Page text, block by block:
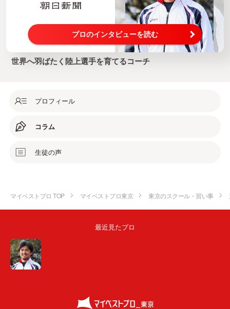
プロのインタビューを読む
世界へ羽ばたく陸上選手を育てるコーチ
プロフィール
コラム
生徒の声
マイベストプロ TOP マイベストプロ東京 東京のスクール・習い事
最近見たプロ